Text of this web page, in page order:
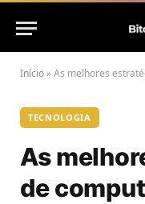
Início »As melhores estratégias de
TECNOLOGIA
As
de